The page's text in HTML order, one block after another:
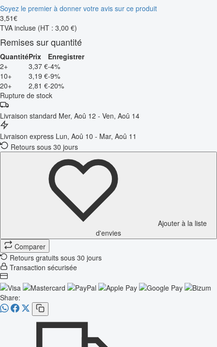
Soyez le premier à donner votre avis sur ce produit
3,51€
TVA incluse (HT : 3,00 €)
Remises sur quantité
QuantitéPrix
Enregistrer
2+
3,37 €-4%
10+
3,19 €-9%
20+
2,81 €-20%
Rupture de stock
Livraison standard Mer, Aoû 12 - Ven, Aoû 14
Livraison express Lun, Aoû 10 - Mar, Aoû 11
Retours sous 30 jours
Ajouter à la liste
d'envies
Comparer
Retours gratuits sous 30 jours
Transaction sécurisée
Share: